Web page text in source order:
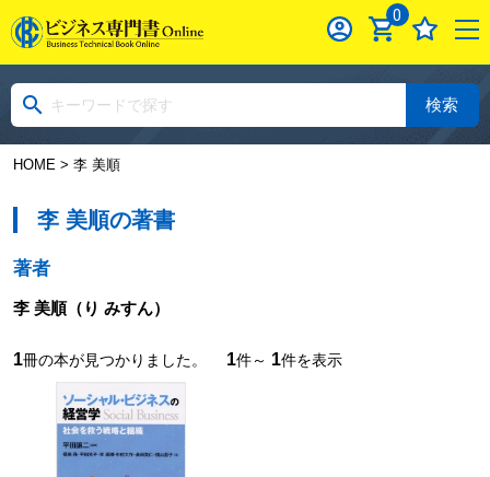
0
検索
HOME> 李 美順
李 美順の著書
著者
李 美順（り みすん）
1冊の本が見つかりました。 1件～ 1件を表示